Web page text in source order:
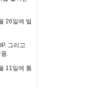
26일에 빌
그리고
.
11일에 톰